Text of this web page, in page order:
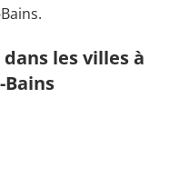
les villes à